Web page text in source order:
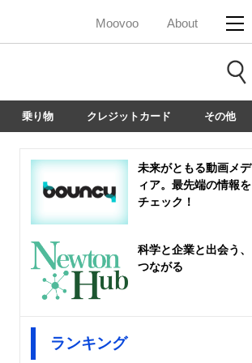
Moovoo About
乗り物 クレジットカード その他
未来がともる動画メデ
ィア。最先端の情報を
チェック！
科学と企業と出会う、
つながる
ランキング